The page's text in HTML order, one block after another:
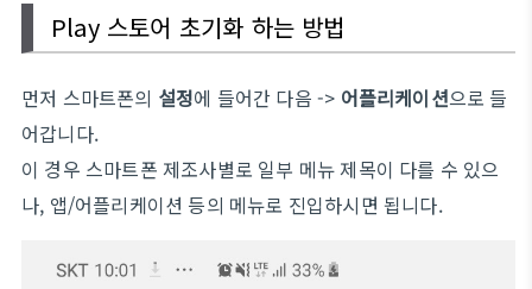
Play 스토어 초기화 하는 방법
먼저 스마트폰의 설정에 들어간 다음 -> 어플리케이션으로 들
어갑니다.
이 경우 스마트폰 제조사별로 일부 메뉴 제목이 다를 수 있으
나, 앱/어플리케이션 등의 메뉴로 진입하시면 됩니다.